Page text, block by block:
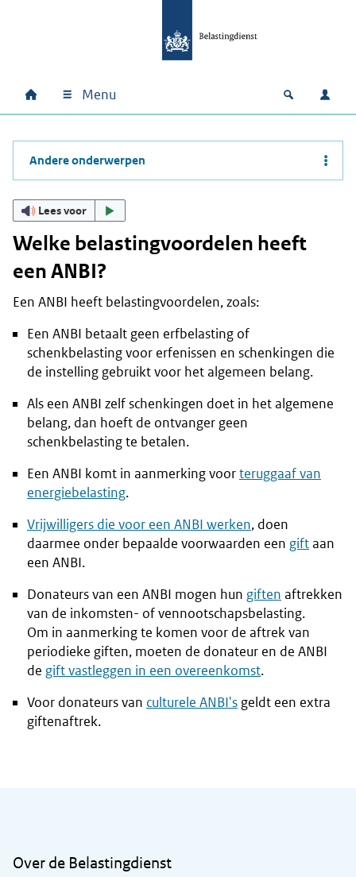
Hoofdnavigatie
Home Menu Open
Andere onderwerpen
Lees voor
Welke belastingvoordelen heeft
een ANBI?
Een ANBI heeft belastingvoordelen, zoals:
Een ANBI betaalt geen erfbelasting of
schenkbelasting voor erfenissen en schenkingen die
de instelling gebruikt voor het algemeen belang.
Als een ANBI zelf schenkingen doet in het algemene
belang, dan hoeft de ontvanger geen
schenkbelasting te betalen.
Een ANBI komt in aanmerking voorteruggaaf van
energiebelasting.
Vrijwilligers die voor een ANBI werken, doen
daarmee onder bepaalde voorwaarden een giftaan
een ANBI.
Donateurs van een ANBI mogen hun giften aftrekken
van de inkomsten- of vennootschapsbelasting.
Om in aanmerking te komen voor de aftrek van
periodieke giften, moeten de donateur en de ANBI
de gift vastleggen in een overeenkomst.
Voor donateurs van culturele ANBI's geldt een extra
giftenaftrek.
Over de Belastingdienst